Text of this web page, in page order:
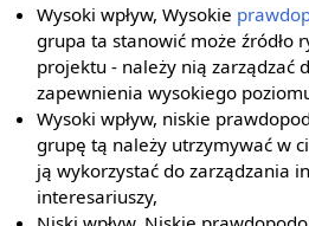
Wysoki wpływ, Wysokie
grupa ta stanowić może źródło
projektu - należy nią zarządzać
zapewnienia wysokiego
Wysoki wpływ, niskie
grupę tą należy utrzymywać w
ją wykorzystać do zarządzania
interesariuszy,